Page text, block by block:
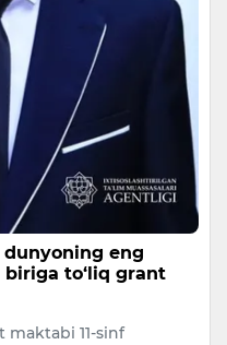
dunyoning eng
to‘liq grant
maktabi 11-sinf